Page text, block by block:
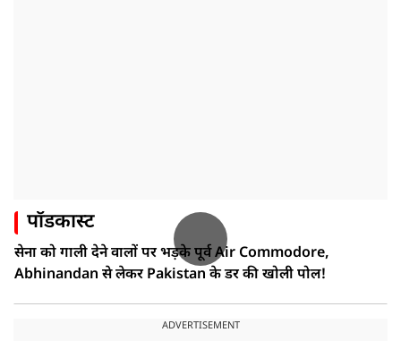
पॉडकास्ट
सेना को गाली देने वालों पर भड़के पूर्व Air Commodore,
Abhinandan से लेकर Pakistan के डर की खोली पोल!
ADVERTISEMENT